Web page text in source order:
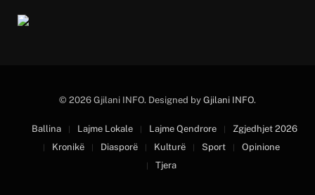
© 2026 Gjilani INFO. Designed by Gjilani INFO.
Ballina Lajme Lokale Lajme Qendrore
Zgjedhjet 2026
Kronikë
Diasporë Kulturë Sport
Opinione
Tjera